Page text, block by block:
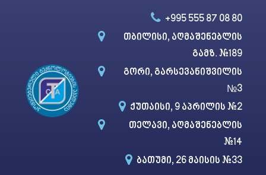
+995 555 87 08 80​
თბილისი, აღმაშენებლის
გამზ. #189
გორი, გარსევანიშვილის
№3​
ქუთაისი, 9 აპრილის #2
თელავი, აღმაშენებლის
#14
ბათუმი, 26 მაისის #33